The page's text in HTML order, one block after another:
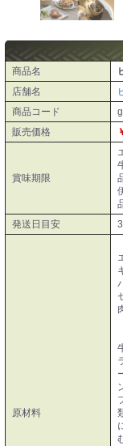
商品名
店舗名
商品コード
販売価格
賞味期限
発送日目安
原材料